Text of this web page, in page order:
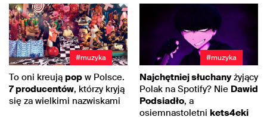
#muzyka
To oni kreują pop w Polsce.
7 producentów, którzy kryją
się za wielkimi nazwiskami
#muzyka
Najchętniej słuchanyżyjący
Polak na Spotify? Nie Dawid
Podsiadło, a
osiemnastoletni kets4eki